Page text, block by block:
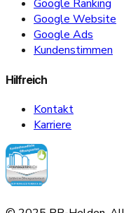
Google Ranking
Google Website
Google Ads
Kundenstimmen
Hilfreich
Kontakt
Karriere